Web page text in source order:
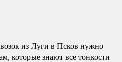
из Луги в Псков нужно
которые знают все тонкости